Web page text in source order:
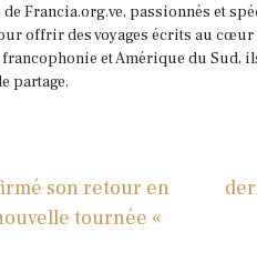
de Francia.org.ve, passionnés et
offrir des voyages écrits au cœur
et Amérique du Sud,
partage.
son retour en
tournée «